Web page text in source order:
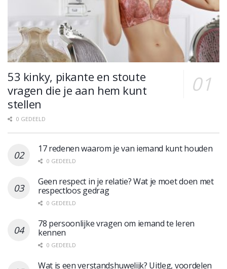
53 kinky, pikante en stoute
vragen die je aan hem kunt
stellen
0 GEDEELD
17 redenen waarom je van iemand kunt houden
0 GEDEELD
Geen respect in je relatie? Wat je moet doen met
respectloos gedrag
0 GEDEELD
78 persoonlijke vragen om iemand te leren
kennen
0 GEDEELD
Wat is een verstandshuwelijk? Uitleg, voordelen